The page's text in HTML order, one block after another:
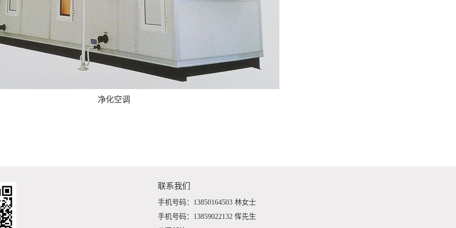
净化空调
联系我们
手机号码：13850164503 林女士
手机号码：13859022132 恽先生